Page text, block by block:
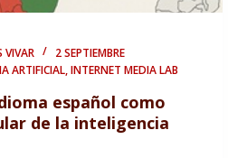
VIVAR
2 SEPTIEMBRE
ARTIFICIAL,INTERNET MEDIA LAB
español como
de la inteligencia